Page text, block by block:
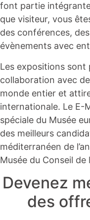
font partie
que visiteur, vous
des conférences,
évènements avec
Les expositions sont
collaboration avec
monde entier et
internationale. Le E-
spéciale du Musée
des meilleurs
méditerranéen de
Musée du Conseil de
Devenez
des